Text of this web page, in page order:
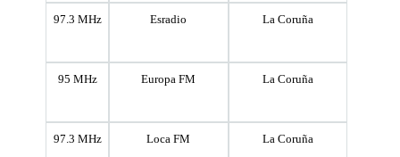
97.3 MHz Esradio La Coruña
95 MHz Europa FM La Coruña
97.3 MHz Loca FM La Coruña